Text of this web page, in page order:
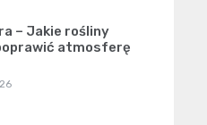
– Jakie rośliny
atmosferę